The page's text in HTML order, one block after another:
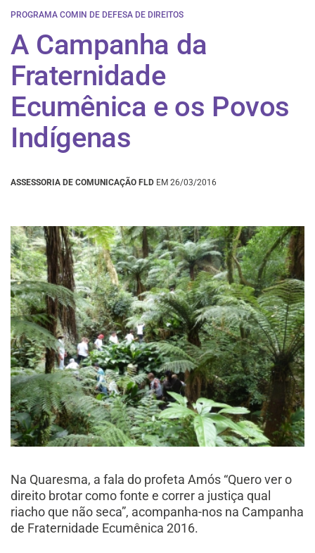
PROGRAMA COMIN DE DEFESA DE DIREITOS
A Campanha da
Fraternidade
Ecumênica e os Povos
Indígenas
ASSESSORIA DE COMUNICAÇÃO FLD EM 26/03/2016
Na Quaresma, a fala do profeta Amós “Quero ver o
direito brotar como fonte e correr a justiça qual
riacho que não seca”, acompanha-nos na Campanha
de Fraternidade Ecumênica 2016.